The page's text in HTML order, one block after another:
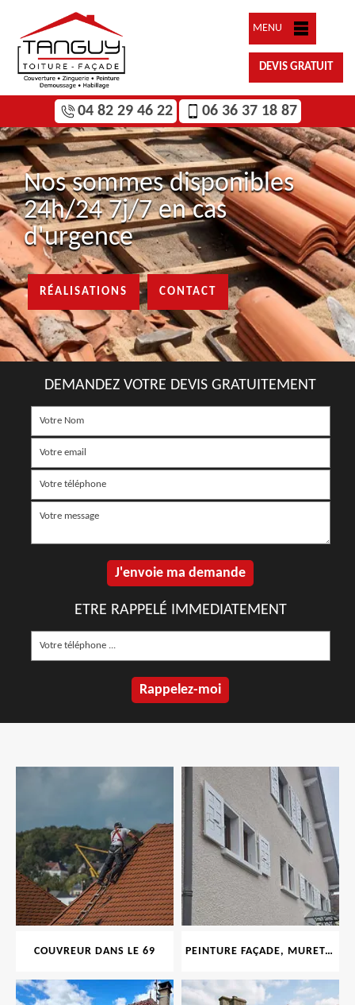
MENU
DEVIS GRATUIT
04 82 29 46 22 06 36 37 18 87
Nos sommes disponibles
24h/24 7j/7 en cas
d'urgence
RÉALISATIONS CONTACT
DEMANDEZ VOTRE DEVIS GRATUITEMENT
ETRE RAPPELÉ IMMEDIATEMENT
COUVREUR DANS LE 69 PEINTURE FAÇADE, MURET, TOITURE, BOISERIE, FERRONERIE, GOUTTIÈRE 69